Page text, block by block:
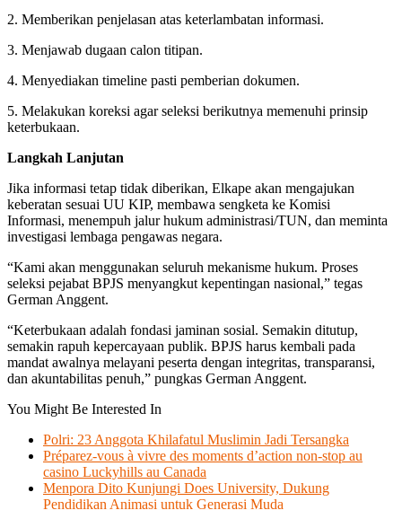
2. Memberikan penjelasan atas keterlambatan informasi.
3. Menjawab dugaan calon titipan.
4. Menyediakan timeline pasti pemberian dokumen.
5. Melakukan koreksi agar seleksi berikutnya memenuhi prinsip
keterbukaan.
Langkah Lanjutan
Jika informasi tetap tidak diberikan, Elkape akan mengajukan
keberatan sesuai UU KIP, membawa sengketa ke Komisi
Informasi, menempuh jalur hukum administrasi/TUN, dan meminta
investigasi lembaga pengawas negara.
“Kami akan menggunakan seluruh mekanisme hukum. Proses
seleksi pejabat BPJS menyangkut kepentingan nasional,” tegas
German Anggent.
“Keterbukaan adalah fondasi jaminan sosial. Semakin ditutup,
semakin rapuh kepercayaan publik. BPJS harus kembali pada
mandat awalnya melayani peserta dengan integritas, transparansi,
dan akuntabilitas penuh,” pungkas German Anggent.
You Might Be Interested In
Polri: 23 Anggota Khilafatul Muslimin Jadi Tersangka
Préparez-vous à vivre des moments d’action non-stop au
casino Luckyhills au Canada
Menpora Dito Kunjungi Does University, Dukung
Pendidikan Animasi untuk Generasi Muda